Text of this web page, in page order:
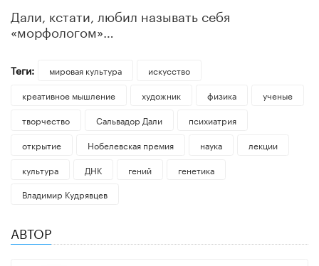
Дали, кстати, любил называть себя
«морфологом»…
Теги: мировая культура
искусство
креативное мышление
художник физика
ученые
творчество
Сальвадор Дали
психиатрия
открытие
Нобелевская премия наука
лекции
культура
ДНК гений
генетика
Владимир Кудрявцев
АВТОР